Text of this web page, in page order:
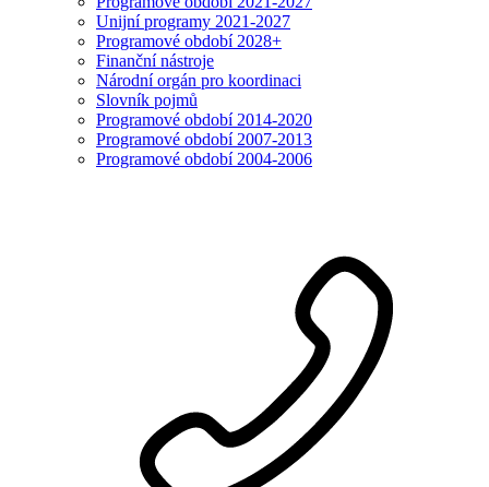
Unijní programy 2021-2027
Programové období 2028+
Finanční nástroje
Národní orgán pro koordinaci
Slovník pojmů
Programové období 2014-2020
Programové období 2007-2013
Programové období 2004-2006